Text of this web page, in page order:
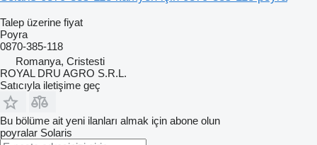
Talep üzerine fiyat
Poyra
0870-385-118
Romanya, Cristesti
ROYAL DRU AGRO S.R.L.
Satıcıyla iletişime geç
Bu bölüme ait yeni ilanları almak için abone olun
poyralar Solaris